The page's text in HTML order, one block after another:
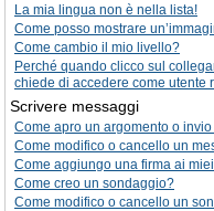
La mia lingua non è nella lista!
Come posso mostrare
Come cambio il mio livello?
Perché quando clicco sul
chiede di accedere come utente
Scrivere messaggi
Come apro un argomento o
Come modifico o cancello un
Come aggiungo una firma ai
Come creo un sondaggio?
Come modifico o cancello un